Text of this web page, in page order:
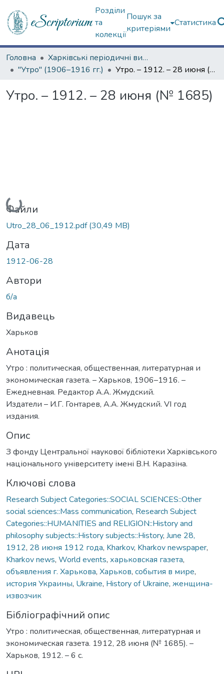
Розділи
та
колекції
Пошук за
критеріями
Статистика
Головна
Харківські періодичні видання
"Утро" (1906–1916 гг.)
Утро. – 1912. – 28 июня (№ 1685)
Утро. – 1912. – 28 июня (№ 1685)
Вантажиться...
Файли
Utro_28_06_1912.pdf(30,49 MB)
Дата
1912-06-28
Автори
б/а
Видавець
Харьков
Анотація
Утро : политическая, общественная, литературная и
экономическая газета. – Харьков, 1906–1916. –
Ежедневная. Редактор А.А. Жмудский.
Издатели – И.Г. Гонтарев, А.А. Жмудский. VI год
издания.
Опис
З фонду Центральної наукової бібліотеки Харківського
національного університету імені В.Н. Каразіна.
Ключові слова
Research Subject Categories::SOCIAL SCIENCES::Other
social sciences::Mass communication, Research Subject
Categories::HUMANITIES and RELIGION::History and
philosophy subjects::History subjects::History, June 28,
1912, 28 июня 1912 года, Kharkov, Kharkov newspaper,
Kharkov news, World events, харьковская газета,
объявления г. Харькова, Харьков, события в мире,
история Украины, Ukraine, History of Ukraine, женщина-
извозчик
Бібліографічний опис
Утро : политическая, общественная, литературная и
экономическая газета. 1912, 28 июня (№ 1685). –
Харьков, 1912. – 6 с.